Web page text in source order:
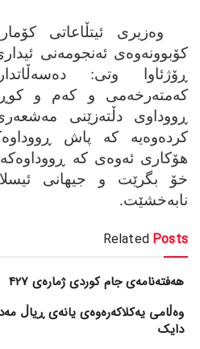
وه‌زیری ئیتڵاعاتی
کۆبوونه‌وه‌ی ئه‌نجومه‌نی
ڕۆژئاوا وتی:
که‌مته‌رخه‌می و که‌م و
ڕووداوی دڵته‌زێنی
کرده‌وه‌یه‌ که‌ پاش
هۆکاری ئه‌وه‌ی که‌
خۆ بگرێت و جیهانی
نابه‌خشێت.
Related Posts
هەفتەنامەی جام کوردی ژمارەی 427
وەڵامی یەکلاکەرەوەی یانەی ڕیاڵ
دایک